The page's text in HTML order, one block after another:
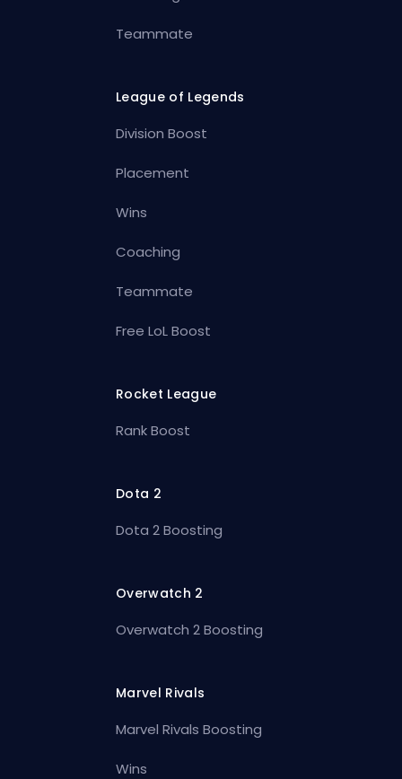
Teammate
League of Legends
Division Boost
Placement
Wins
Coaching
Teammate
Free LoL Boost
Rocket League
Rank Boost
Dota 2
Dota 2 Boosting
Overwatch 2
Overwatch 2 Boosting
Marvel Rivals
Marvel Rivals Boosting
Wins